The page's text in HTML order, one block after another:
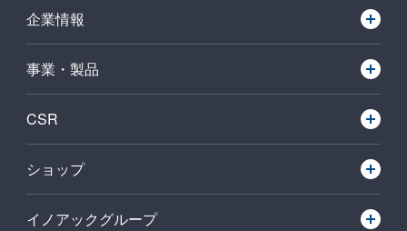
企業情報
事業・製品
CSR
ショップ
イノアックグループ